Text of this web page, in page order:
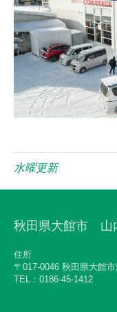
水曜更新
秋田県大館市 山
住所
〒017-0046 秋田県大館
TEL：0186-45-1412